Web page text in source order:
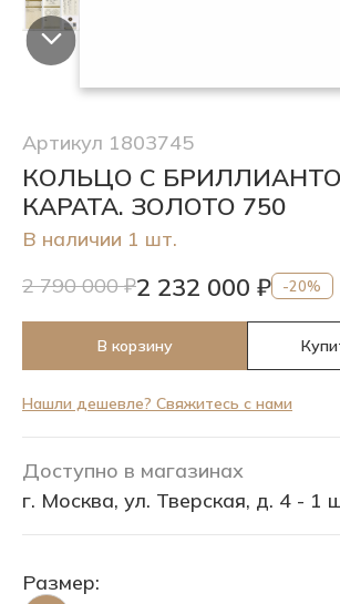
Артикул 1803745
КОЛЬЦО С
КАРАТА. ЗОЛОТО 750
В наличии 1 шт.
2 790 000 ₽2 232 000 ₽ -20%
В корзину
Нашли дешевле? Свяжитесь с нами
Доступно в магазинах
г. Москва, ул. Тверская, д. 4 - 1
Размер: